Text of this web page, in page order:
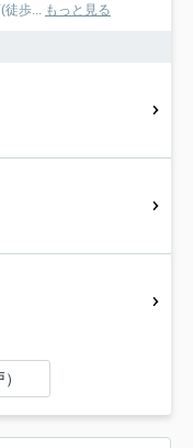
歩...
もっと見る